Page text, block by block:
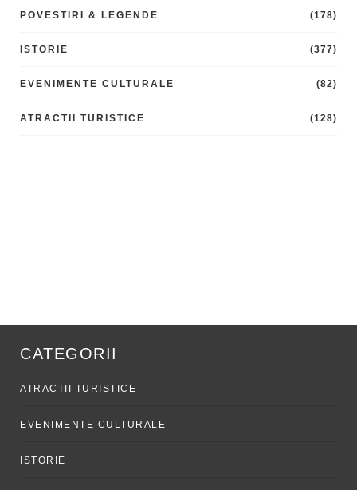
POVESTIRI & LEGENDE (178)
ISTORIE (377)
EVENIMENTE CULTURALE (82)
ATRACTII TURISTICE (128)
CATEGORII
ATRACTII TURISTICE
EVENIMENTE CULTURALE
ISTORIE